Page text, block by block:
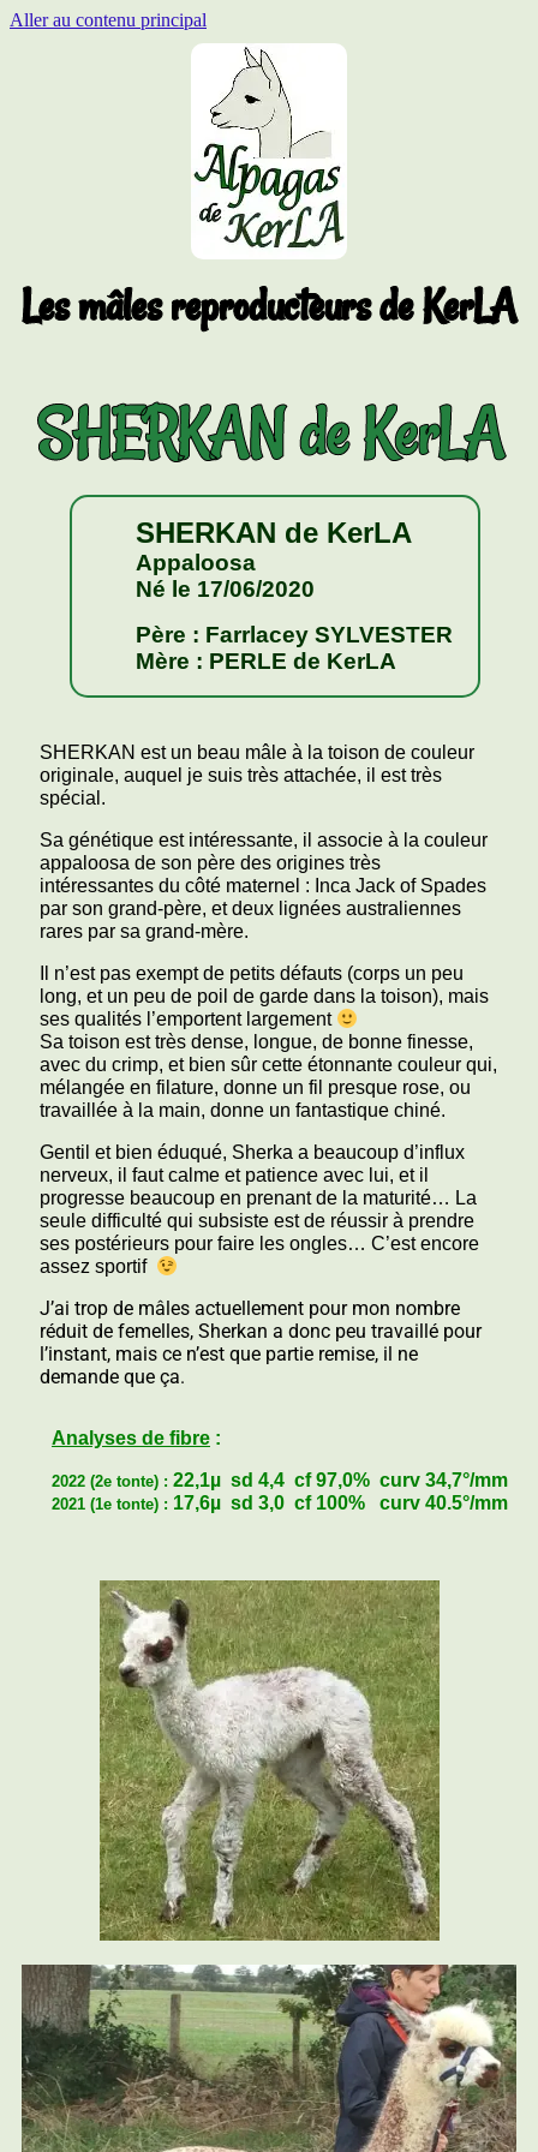
Aller au contenu principal
Les mâles reproducteurs de KerLA
SHERKAN de KerLA
SHERKAN de KerLA
Appaloosa
Né le 17/06/2020
Père : Farrlacey SYLVESTER
Mère : PERLE de KerLA
SHERKAN est un beau mâle à la toison de couleur
originale, auquel je suis très attachée, il est très
spécial.
Sa génétique est intéressante, il associe à la couleur
appaloosa de son père des origines très
intéressantes du côté maternel : Inca Jack of Spades
par son grand-père, et deux lignées australiennes
rares par sa grand-mère.
Il n’est pas exempt de petits défauts (corps un peu
long, et un peu de poil de garde dans la toison), mais
ses qualités l’emportent largement
Sa toison est très dense, longue, de bonne finesse,
avec du crimp, et bien sûr cette étonnante couleur qui,
mélangée en filature, donne un fil presque rose, ou
travaillée à la main, donne un fantastique chiné.
Gentil et bien éduqué, Sherka a beaucoup d’influx
nerveux, il faut calme et patience avec lui, et il
progresse beaucoup en prenant de la maturité… La
seule difficulté qui subsiste est de réussir à prendre
ses postérieurs pour faire les ongles… C’est encore
assez sportif
J’ai trop de mâles actuellement pour mon nombre
réduit de femelles, Sherkan a donc peu travaillé pour
l’instant, mais ce n’est que partie remise, il ne
demande que ça.
Analyses de fibre :
2022 (2e tonte) : 22,1µ sd 4,4 cf 97,0% curv 34,7°/mm
2021 (1e tonte) : 17,6µ sd 3,0 cf 100% curv 40.5°/mm